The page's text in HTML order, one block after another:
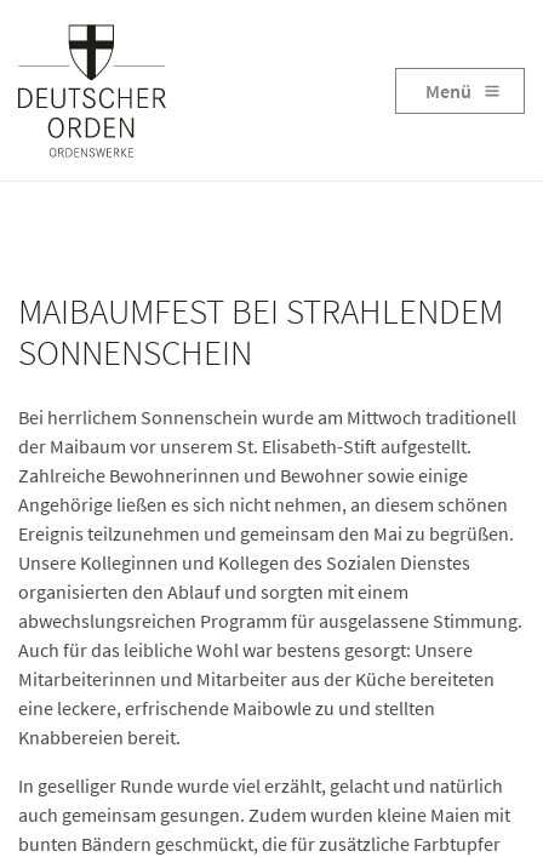
Menü
MAIBAUMFEST BEI STRAHLENDEM
SONNENSCHEIN
Bei herrlichem Sonnenschein wurde am Mittwoch traditionell
der Maibaum vor unserem St. Elisabeth-Stift aufgestellt.
Zahlreiche Bewohnerinnen und Bewohner sowie einige
Angehörige ließen es sich nicht nehmen, an diesem schönen
Ereignis teilzunehmen und gemeinsam den Mai zu begrüßen.
Unsere Kolleginnen und Kollegen des Sozialen Dienstes
organisierten den Ablauf und sorgten mit einem
abwechslungsreichen Programm für ausgelassene Stimmung.
Auch für das leibliche Wohl war bestens gesorgt: Unsere
Mitarbeiterinnen und Mitarbeiter aus der Küche bereiteten
eine leckere, erfrischende Maibowle zu und stellten
Knabbereien bereit.
In geselliger Runde wurde viel erzählt, gelacht und natürlich
auch gemeinsam gesungen. Zudem wurden kleine Maien mit
bunten Bändern geschmückt, die für zusätzliche Farbtupfer